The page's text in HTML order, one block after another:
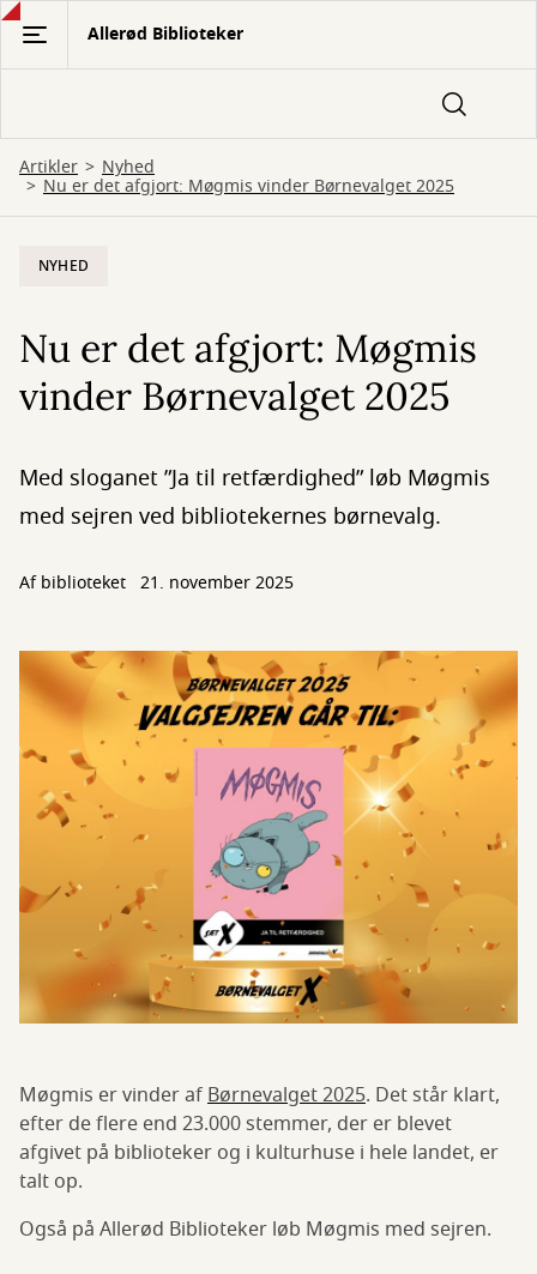
Gå
hovedindhold
Allerød Biblioteker
Artikler Nyhed
Nu er det afgjort: Møgmis vinder Børnevalget 2025
NYHED
Nu er det afgjort: Møgmis
vinder Børnevalget 2025
Med sloganet ”Ja til retfærdighed” løb Møgmis
med sejren ved bibliotekernes børnevalg.
Af biblioteket 21. november 2025
Møgmis er vinder afBørnevalget 2025. Det står klart,
efter de flere end 23.000 stemmer, der er blevet
afgivet på biblioteker og i kulturhuse i hele landet, er
talt op.
Også på Allerød Biblioteker løb Møgmis med sejren.